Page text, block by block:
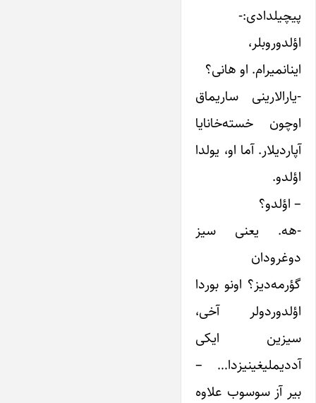
پیچیلدادی:-
اؤلدوروبلر،
اینانمیرام. او هانی؟
-یارالارینی ساریماق
اوچون خسته‌خانایا
آپاردیلار. آما او، یولدا
اؤلدو.
– اؤلدو؟
-هه. یعنی سیز
دوغرودان
گؤرمه‌دیز؟ اونو بوردا
اؤلدوردولر آخی،
سیزین ایکی
آددیملیغینیزدا… –
بیر آز سوسوب علاوه